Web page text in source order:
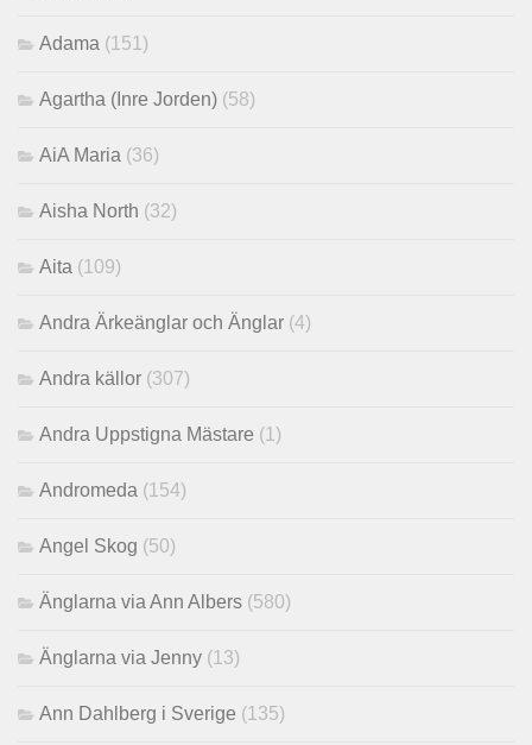
Adama (151)
Agartha (Inre Jorden) (58)
AiA Maria (36)
Aisha North (32)
Aita (109)
Andra Ärkeänglar och Änglar (4)
Andra källor (307)
Andra Uppstigna Mästare (1)
Andromeda (154)
Angel Skog (50)
Änglarna via Ann Albers (580)
Änglarna via Jenny (13)
Ann Dahlberg i Sverige (135)